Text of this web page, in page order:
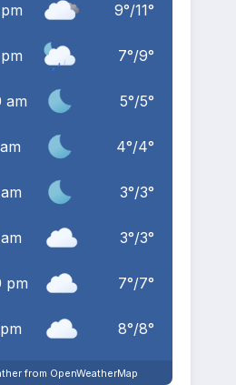
9°/11°
7°/9°
am 5°/5°
4°/4°
3°/3°
3°/3°
pm 7°/7°
8°/8°
from OpenWeatherMap